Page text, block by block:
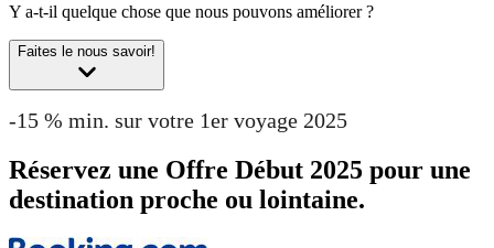
Y a-t-il quelque chose que nous pouvons améliorer ?
Faites le nous savoir!
-15 % min. sur votre 1er voyage 2025
Réservez une Offre Début 2025 pour une
destination proche ou lointaine.